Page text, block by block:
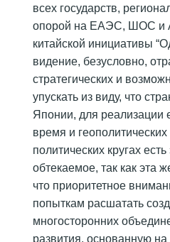
всех государств,
опорой на ЕАЭС, ШОС и
китайской инициативы
видение, безусловно,
стратегических и
упускать из виду, что
Японии, для реализации
время и
политических кругах
обтекаемое, так как эта
что приоритетное
попыткам расшатать
многосторонних
развития, основанную